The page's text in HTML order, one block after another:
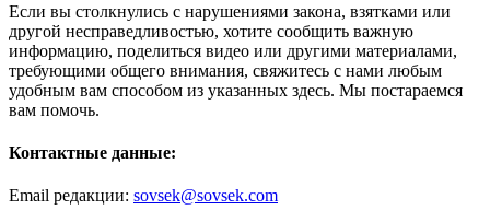
Если вы столкнулись с нарушениями закона, взятками или
другой несправедливостью, хотите сообщить важную
информацию, поделиться видео или другими материалами,
требующими общего внимания, свяжитесь с нами любым
удобным вам способом из указанных здесь. Мы постараемся
вам помочь.
Контактные данные:
Email редакции: sovsek@sovsek.com